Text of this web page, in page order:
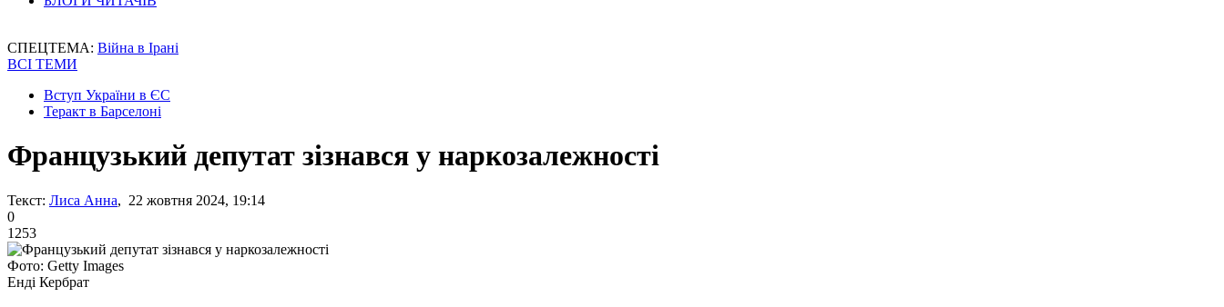
СПЕЦТЕМА: Війна в Ірані
ВСІ ТЕМИ
Вступ України в ЄС
Теракт в Барселоні
Французький депутат зізнався у наркозалежності
Текст: Лиса Анна, 22 жовтня 2024, 19:14
0
1253
Фото: Getty Images
Енді Кербрат